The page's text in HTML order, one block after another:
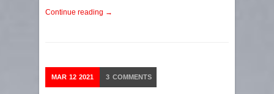
Continue reading →
MAR 12 2021 3 COMMENTS